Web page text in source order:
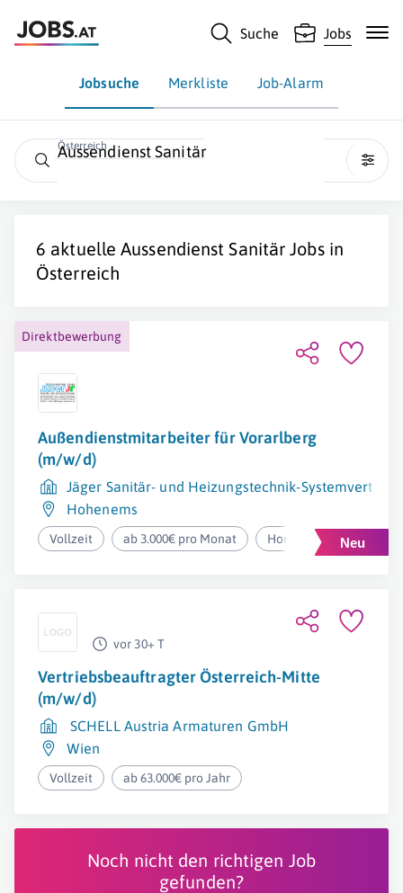
Suche Jobs
Jobsuche Merkliste Job-Alarm
Österreich
Aussendienst Sanitär
6 aktuelleAussendienst Sanitär Jobs in
Österreich
Direktbewerbung
Außendienstmitarbeiter für Vorarlberg
(m/w/d)
Jäger Sanitär- und Heizungstechnik-Systemvertrieb
Hohenems
Vollzeit ab 3.000€ pro Monat Homeoffice
vor 30+ T
Vertriebsbeauftragter Österreich-Mitte
(m/w/d)
SCHELL Austria Armaturen GmbH
Wien
Vollzeit ab 63.000€ pro Jahr
Noch nicht den richtigen Job
gefunden?